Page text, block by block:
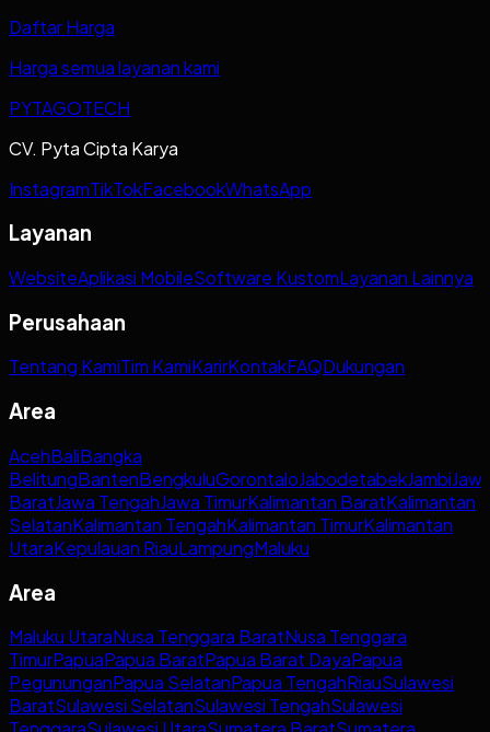
Daftar Harga
Harga semua layanan kami
PYTAGOTECH
CV. Pyta Cipta Karya
InstagramTikTokFacebookWhatsApp
Layanan
WebsiteAplikasi MobileSoftware KustomLayanan Lainnya
Perusahaan
Tentang KamiTim KamiKarirKontakFAQDukungan
Area
AcehBaliBangka
BelitungBantenBengkuluGorontaloJabodetabekJambi
BaratJawa TengahJawa TimurKalimantan BaratKalimantan
SelatanKalimantan TengahKalimantan TimurKalimantan
UtaraKepulauan RiauLampungMaluku
Area
Maluku UtaraNusa Tenggara BaratNusa Tenggara
TimurPapuaPapua BaratPapua Barat DayaPapua
PegununganPapua SelatanPapua TengahRiauSulawesi
BaratSulawesi SelatanSulawesi TengahSulawesi